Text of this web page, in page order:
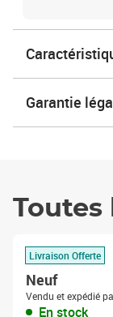
Garantie
Toutes
Livraison Offerte
Neuf
Vendu et expédié
En stock